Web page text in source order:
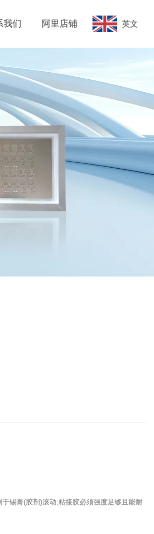
我们 阿里店铺 英文
锡膏(胶剂)滚动;粘接胶必须强度足够且能耐